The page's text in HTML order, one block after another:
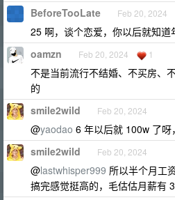
BeforeTooLate Feb 20, 2024
25 啊，谈个恋爱，你以后就知道
oamzn Feb 20, 2024 1
不是当前流行不结婚、不买房、
的
smile2wild Feb 20, 2024
@yaodao 6 年以后就 100w 了呀
smile2wild Feb 20, 2024
@lastwhisper999 所以半个月工
搞完感觉挺高的，毛估估月薪有